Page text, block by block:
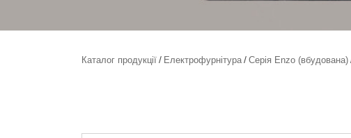
Каталог продукції Електрофурнітура Серія Enzo (вбудована)